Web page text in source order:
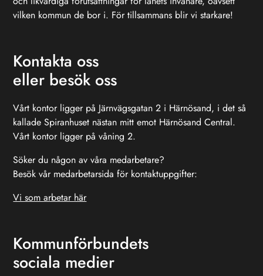
vilken kommun de bor i. För tillsammans blir vi starkare!
Kontakta oss
eller besök oss
Vårt kontor ligger på Järnvägsgatan 2 i Härnösand, i det så
kallade Spiranhuset nästan mitt emot Härnösand Central.
Vårt kontor ligger på våning 2.
Söker du någon av våra medarbetare?
Besök vår medarbetarsida för kontaktuppgifter:
Vi som arbetar här
Kommunförbundets
sociala medier